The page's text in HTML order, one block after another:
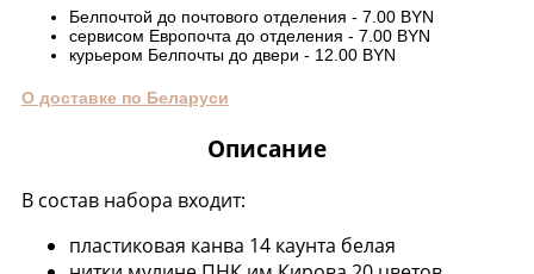
Белпочтой до почтового отделения - 7.00 BYN
сервисом Европочта до отделения - 7.00 BYN
курьером Белпочты до двери - 12.00 BYN
О доставке по Беларуси
Описание
В состав набора входит:
пластиковая канва 14 каунта белая